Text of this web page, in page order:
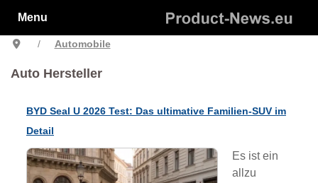
Menu
Automobile
Auto Hersteller
BYD Seal U 2026 Test: Das ultimative Familien-SUV im
Detail
Es ist ein
allzu